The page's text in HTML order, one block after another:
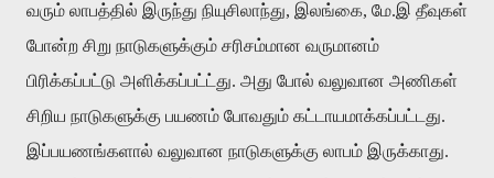
வரும் லாபத்தில் இருந்து நியுசிலாந்து, இலங்கை, மே.இ தீவுகள்
போன்ற சிறு நாடுகளுக்கும் சரிசம்மான வருமானம்
பிரிக்கப்பட்டு அளிக்கப்பட்ட்து. அது போல் வலுவான அணிகள்
சிறிய நாடுகளுக்கு பயணம் போவதும் கட்டாயமாக்கப்பட்டது.
இப்பயணங்களால் வலுவான நாடுகளுக்கு லாபம் இருக்காது.